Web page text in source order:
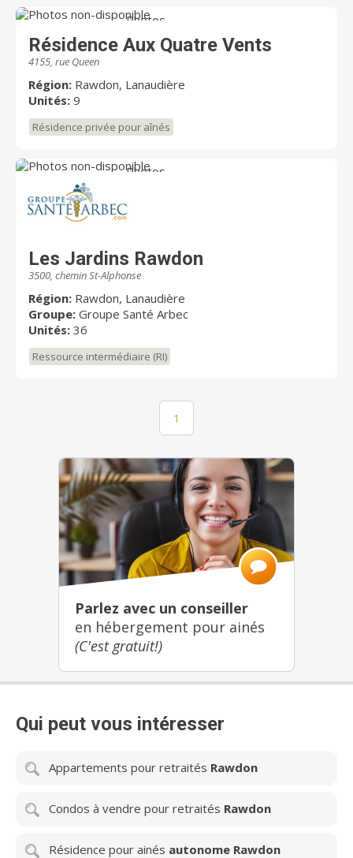
Photos
Résidence Aux Quatre Vents
4155, rue Queen
Région: Rawdon, Lanaudière
Unités: 9
Résidence privée pour aînés
Photos
Les Jardins Rawdon
3500, chemin St-Alphonse
Région: Rawdon, Lanaudière
Groupe: Groupe Santé Arbec
Unités: 36
Ressource intermédiaire (RI)
1
Parlez avec un conseiller
en hébergement pour ainés
(C'est gratuit!)
Qui peut vous intéresser
Appartements pour retraités Rawdon
Condos à vendre pour retraités Rawdon
Résidence pour ainés autonome Rawdon